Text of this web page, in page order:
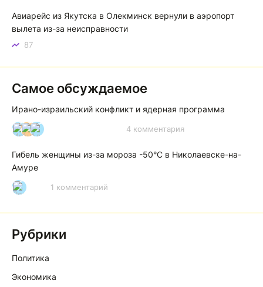
Авиарейс из Якутска в Олекминск вернули в аэропорт
вылета из-за неисправности
87
Самое обсуждаемое
Ирано-израильский конфликт и ядерная программа
И А А 4 комментария
Гибель женщины из-за мороза -50°C в Николаевске-на-
Амуре
Р 1 комментарий
Рубрики
Политика
Экономика